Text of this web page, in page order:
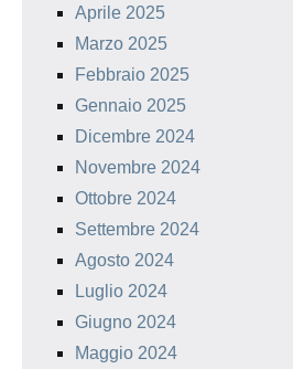
Aprile 2025
Marzo 2025
Febbraio 2025
Gennaio 2025
Dicembre 2024
Novembre 2024
Ottobre 2024
Settembre 2024
Agosto 2024
Luglio 2024
Giugno 2024
Maggio 2024